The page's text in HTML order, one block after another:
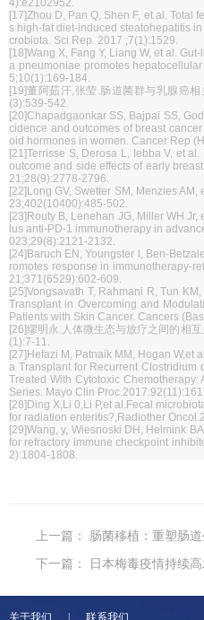
4):e2102952.
[17]Zhou D, Pan Q, Shen F, et al. Total
s high-fat diet-induced steatohepatitis
crobiota. Sci Rep. 2017 ;7(1):1529.
[18]Wang X, Fang Y, Liang W, et al.
a pneumoniae promotes
5;10(1):169-184.
[19]董阿茹汗,张莹.肠道菌群与乳腺癌
(3):539-542.
[20]Chapadgaonkar SS, Bajpai SS,
cidence and outcomes of breast
oid hormones in women. Cancer Rep
[21]Terrisse S, Derosa L, Iebba V, et
outcome and side effects of early
21;28(9):2778-2796.
[22]Long GV, Swetter SM, Menzies
23;402(10400):485-502.
[23]Routy B, Lenehan JG, Miller WH
lus anti-PD-1 immunotherapy in
023;29(8):2121-2132.
[24]Baruch EN, Youngster l, Ben-
romotes response in immunotherapy-
21;371(6529):602-609.
[25]Vongsavath T, Rahmani R, Tun
Transplant in Overcoming and
Patients with Skin Cancer. Cancers
[26]缪明永.人体微生态与放疗之间的相
(1):7-11.
[27] Hefazi M, Patnaik MM, Hogan W,et
a Transplant for Recurrent Clostridium
Treated With Cytotoxic
Series. Mayo Clin
[28] Ding X,Li 0,Li P,et al.Fecal
for radiation enteritis?,Radiother
[29]Wang, y, Wiesnoski DH, Helmink
for refractory immune checkpoint
2):1804-1808.
上一篇： 肠菌移植：重塑肠道生
下一篇： 日本梅毒疫情持续高发！